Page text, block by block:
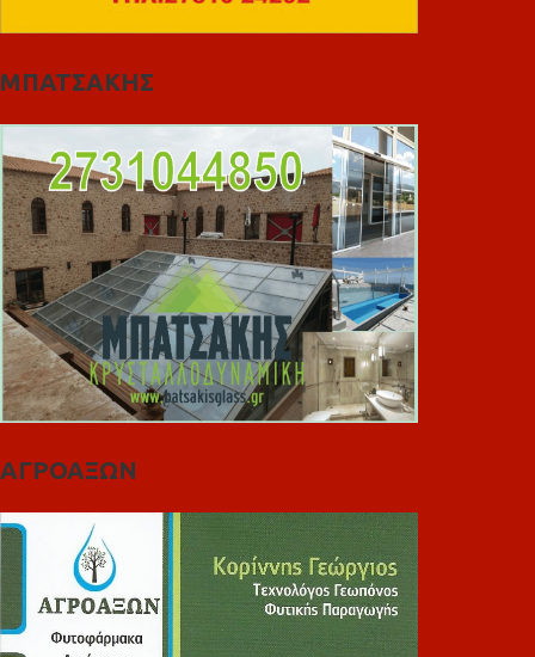
ΜΠΑΤΣΑΚΗΣ
ΑΓΡΟΑΞΩΝ